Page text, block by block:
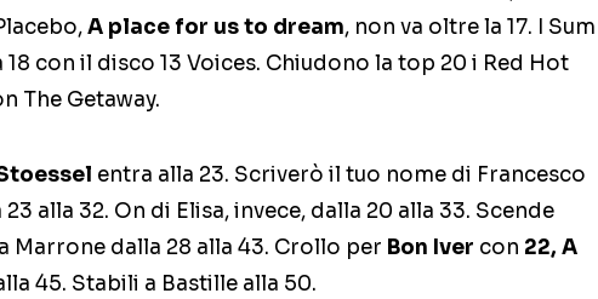
A place for us to dream, non va oltre la 17. I Sum
18 con il disco 13 Voices. Chiudono la top 20 i Red Hot
The Getaway.
entra alla 23. Scriverò il tuo nome di Francesco
23 alla 32. On di Elisa, invece, dalla 20 alla 33. Scende
Marrone dalla 28 alla 43. Crollo per Bon Iver con 22, A
45. Stabili a Bastille alla 50.